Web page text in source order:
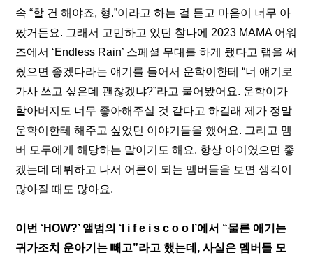
속 “할 건 해야죠, 형.”이라고 하는 걸 듣고 마음이 너무 아
팠거든요. 그래서 고민하고 있던 찰나에 2023 MAMA 어워
즈에서 ‘Endless Rain’ 스페셜 무대를 하게 됐다고 랩을 써
줬으면 좋겠다라는 얘기를 들어서 운학이한테 “너 얘기로
가사 쓰고 싶은데 괜찮겠냐?”라고 물어봤어요. 운학이가
할아버지도 너무 좋아해주실 것 같다고 하길래 제가 정말
운학이한테 해주고 싶었던 이야기들을 했어요. 그리고 멤
버 모두에게 해당하는 말이기도 해요. 항상 아이였으면 좋
겠는데 데뷔하고 나서 어른이 되는 멤버들을 보면 생각이
많아질 때도 많아요.
이번 ‘HOW?’ 앨범의 ‘l i f e i s c o o l’에서 “물론 애기는
귀가조치 운아기는 빼고”라고 했는데, 사실은 멤버들 모